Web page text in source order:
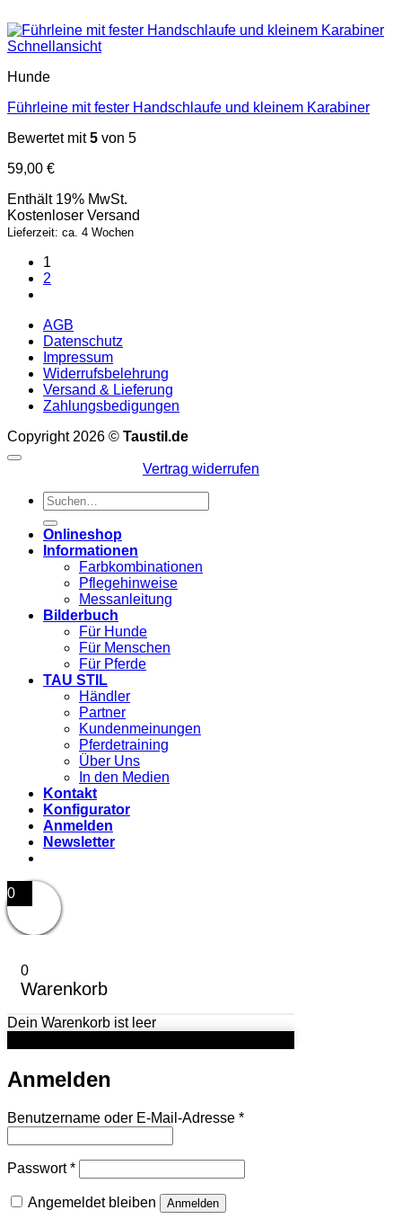
Schnellansicht
Hunde
Führleine mit fester Handschlaufe und kleinem Karabiner
Bewertet mit5 von 5
59,00 €
Enthält 19% MwSt.
Kostenloser Versand
Lieferzeit: ca. 4 Wochen
1
2
AGB
Datenschutz
Impressum
Widerrufsbelehrung
Versand & Lieferung
Zahlungsbedigungen
Copyright 2026 © Taustil.de
Vertrag widerrufen
Suchen
nach:
Onlineshop
Informationen
Farbkombinationen
Pflegehinweise
Messanleitung
Bilderbuch
Für Hunde
Für Menschen
Für Pferde
TAU STIL
Händler
Partner
Kundenmeinungen
Pferdetraining
Über Uns
In den Medien
Kontakt
Konfigurator
Anmelden
Newsletter
0
0
Warenkorb
Dein Warenkorb ist leer
Anmelden
Benutzername oder E-Mail-Adresse *Erforderlich
Passwort*Erforderlich
Angemeldet bleiben Anmelden